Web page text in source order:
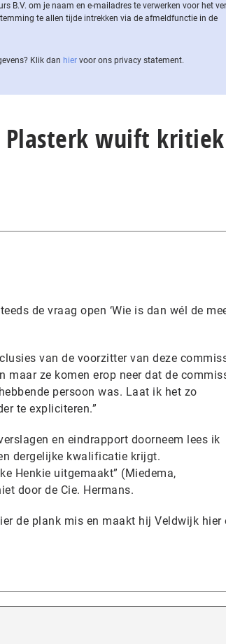
B.V. om je naam en e-mailadres te verwerken voor het
te allen tijde intrekken via de af­meld­func­tie in de
Klik dan hier voor ons privacy statement.
Plasterk wuift
de vraag open ‘Wie is dan wél de
van de voorzitter van deze
maar ze komen erop neer dat de
persoon was. Laat ik het zo
te expliciteren.”
en eindrapport doorneem lees ik
dergelijke kwalificatie krijgt.
Henkie uitgemaakt” (Miedema,
door de Cie. Hermans.
de plank mis en maakt hij Veldwijk hier